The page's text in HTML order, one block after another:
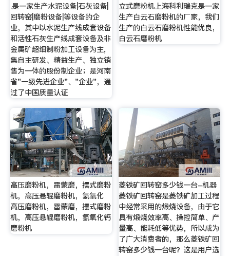
.是一家生产水泥设备|石灰设备|
回转窑|磨粉设备|等设备的企
业，其中以水泥生产线成套设备
和活性石灰生产线成套设备及非
金属矿超细制粉加工设备为主,
集自主研发、精益生产、独立销
售为一体的股份制企业；是河南
省"一级先进企业"、"企业"，通
过了中国质量认证
立式磨粉机上海科利瑞克是一家
生产白云石磨粉机的厂家，我们
生产的白云石磨粉机性能优良，
白云石磨粉机
高压磨粉机，雷蒙磨，摆式磨粉
机，高压悬辊磨粉机，氢氧化
高压磨粉机，雷蒙磨，摆式磨粉
机，高压悬辊磨粉机，氢氧化钙
磨粉机
菱铁矿回转窑多少钱一台-机器
菱铁矿回转窑是菱铁矿加工过程
中经常采用的煅烧设备，由于它
具有煅烧效率高、操控简单、产
量高、能耗低等优势，所以成为
了广大消费者的，那么菱铁矿回
转窑多少钱一台呢？这是用户选